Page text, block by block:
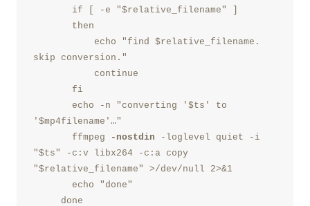
       if [ -e "$relative_filename" ]
       then
skip conversion."
           continue
       fi
'$mp4filename'…"
       ffmpeg
-nostdin -loglevel quiet -i
"$ts" -c:v libx264 -c:a copy
"$relative_filename" >/dev/null 2>&1
       echo "done"
     done